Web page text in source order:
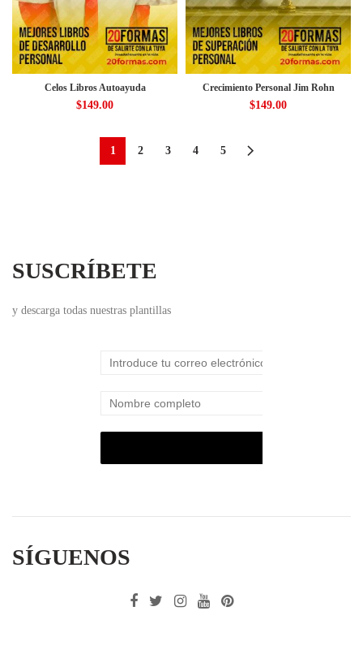
Celos Libros Autoayuda
$149.00
Crecimiento Personal Jim Rohn
$149.00
1 2 3 4 5
SUSCRÍBETE
y descarga todas nuestras plantillas
SÍGUENOS